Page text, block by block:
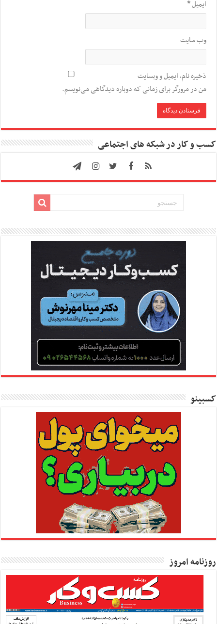
ایمیل*
وب‌ سایت
ذخیره نام، ایمیل و وبسایت
من در مرورگر برای زمانی که دوباره دیدگاهی می‌نویسم.
کسب و کار در شبکه های اجتماعی
کسبینو
روزنامه امروز